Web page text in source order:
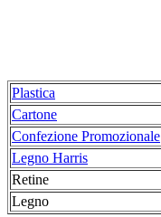
Plastica
Cartone
Confezione Promozionale
Legno Harris
Retine
Legno